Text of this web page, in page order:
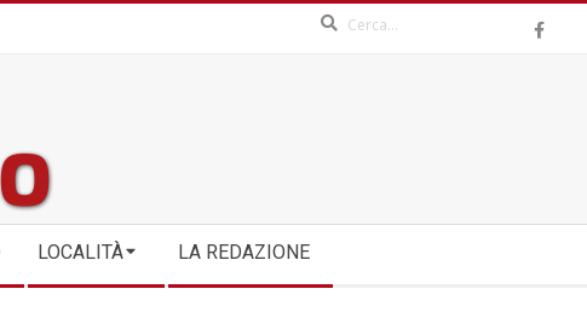
LOCALITÀ LA REDAZIONE